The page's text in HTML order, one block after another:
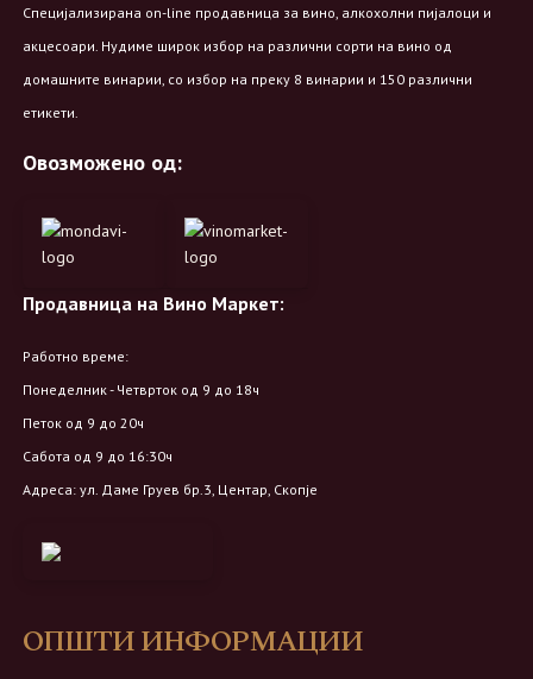
Специјализирана on-line продавница за вино, алкохолни пијалоци и
акцесоари. Нудиме широк избор на различни сорти на вино од
домашните винарии, со избор на преку 8 винарии и 150 различни
етикети.
Овозможено од:
Продавница на Вино Маркет:
Работно време:
Понеделник - Четврток од 9 до 18ч
Петок од 9 до 20ч
Сабота од 9 до 16:30ч
Адреса: ул. Даме Груев бр.3, Центар, Скопје
ОПШТИ ИНФОРМАЦИИ